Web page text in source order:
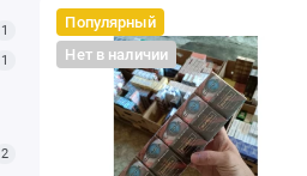
1
1
2
Популярный
Нет в наличии